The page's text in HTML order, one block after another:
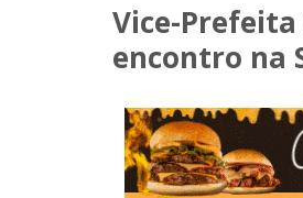
Vice-
encontro na